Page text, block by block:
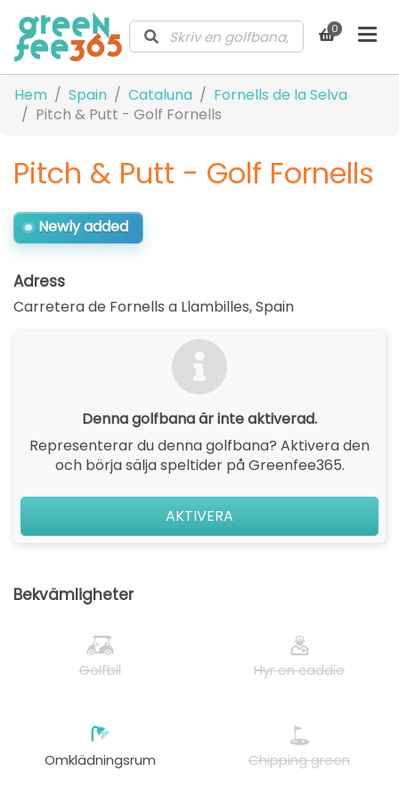
0
Hem Spain Cataluna
Fornells de la Selva
Pitch & Putt - Golf Fornells
Pitch & Putt - Golf Fornells
Newly added
Adress
Carretera de Fornells a Llambilles,Spain
Denna golfbana är inte aktiverad.
Representerar du denna golfbana? Aktivera den
och börja sälja speltider på Greenfee365.
AKTIVERA
Bekvämligheter
Golfbil Hyr en caddie
Omklädningsrum Chipping green